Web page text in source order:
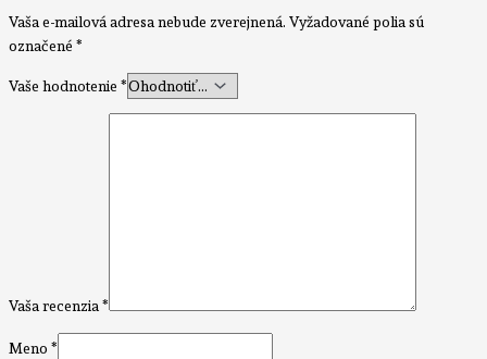
Vaša e-mailová adresa nebude zverejnená. Vyžadované polia sú
označené *
Vaše hodnotenie *
Vaša recenzia*
Meno *